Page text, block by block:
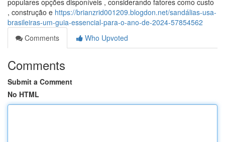
populares opções disponíveis , considerando fatores como custo
, construção e https://brianzrid001209.blogdon.net/sandálias-usa-
brasileiras-um-guia-essencial-para-o-ano-de-2024-57854562
Comments
Who Upvoted
Comments
Submit a Comment
No HTML